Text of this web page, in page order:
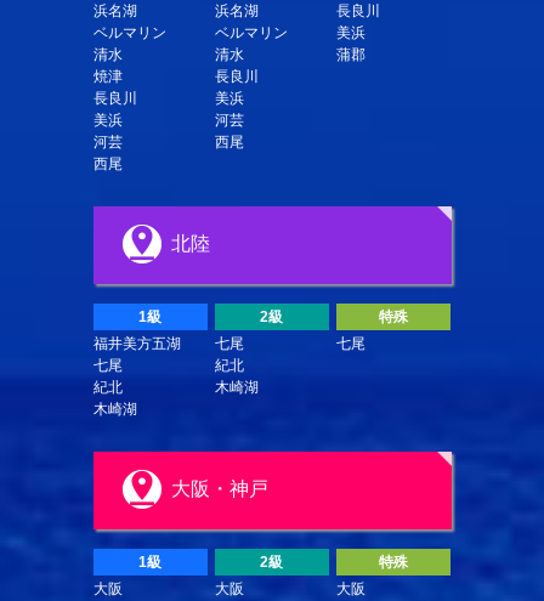
浜名湖
ベルマリン
清水
焼津
長良川
美浜
河芸
西尾
浜名湖
ベルマリン
清水
長良川
美浜
河芸
西尾
長良川
美浜
蒲郡
北陸
1級
福井美方五湖
七尾
紀北
木崎湖
2級
七尾
紀北
木崎湖
特殊
七尾
大阪・神戸
1級
大阪
2級
大阪
特殊
大阪